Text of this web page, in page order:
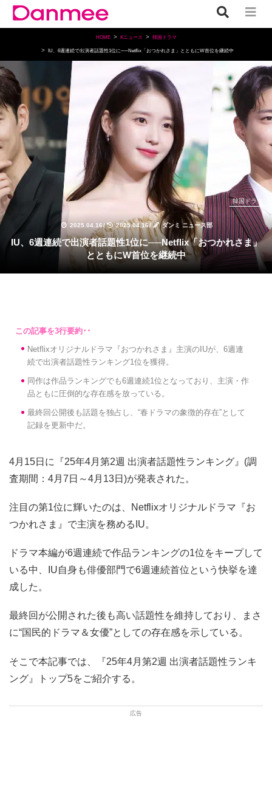
HOME Kニュース 韓国ドラマ
IU、6週連続で出演者話題性1位に──Netflix「おつかれさま」とともにW首位を継続中
2025.04.16/ 2025.04.16/ ダンミ ニュース部
韓国ドラマ
IU、6週連続で出演者話題性1位に──Netflix「おつかれさま」
とともにW首位を継続中
Netflixオリジナルドラマ『おつかれさま』主演のIUが、6週連
続で出演者話題性ランキング1位を獲得。
同作は作品ランキングでも6週連続1位となっており、主演・作
品ともに圧倒的な存在感を放っている。
最終回公開後も話題を独占し、“春ドラマの象徴的存在”として
記録を更新中だ。
4月15日に『25年4月第2週 出演者話題性ランキング』(調
査期間：4月7日～4月13日)が発表された。
注目の第1位に輝いたのは、Netflixオリジナルドラマ『お
つかれさま』で主演を務めるIU。
ドラマ本編が6週連続で作品ランキングの1位をキープして
いる中、IU自身も俳優部門で6週連続首位という快挙を達
成した。
最終回が公開された後も高い話題性を維持しており、まさ
に“国民的ドラマ＆女優”としての存在感を示している。
そこで本記事では、『25年4月第2週 出演者話題性ランキ
ング』トップ5をご紹介する。